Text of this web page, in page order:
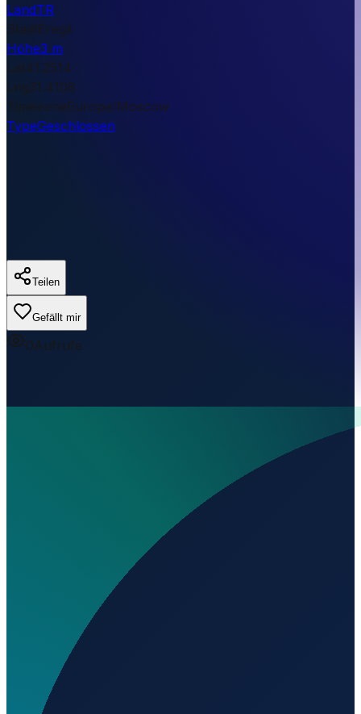
LandTR
StadtEregli
Höhe3 m
Lat41.2514
Lng31.4108
TimezoneEurope/Moscow
TypeGeschlossen
Teilen
Gefällt mir
0Aufrufe